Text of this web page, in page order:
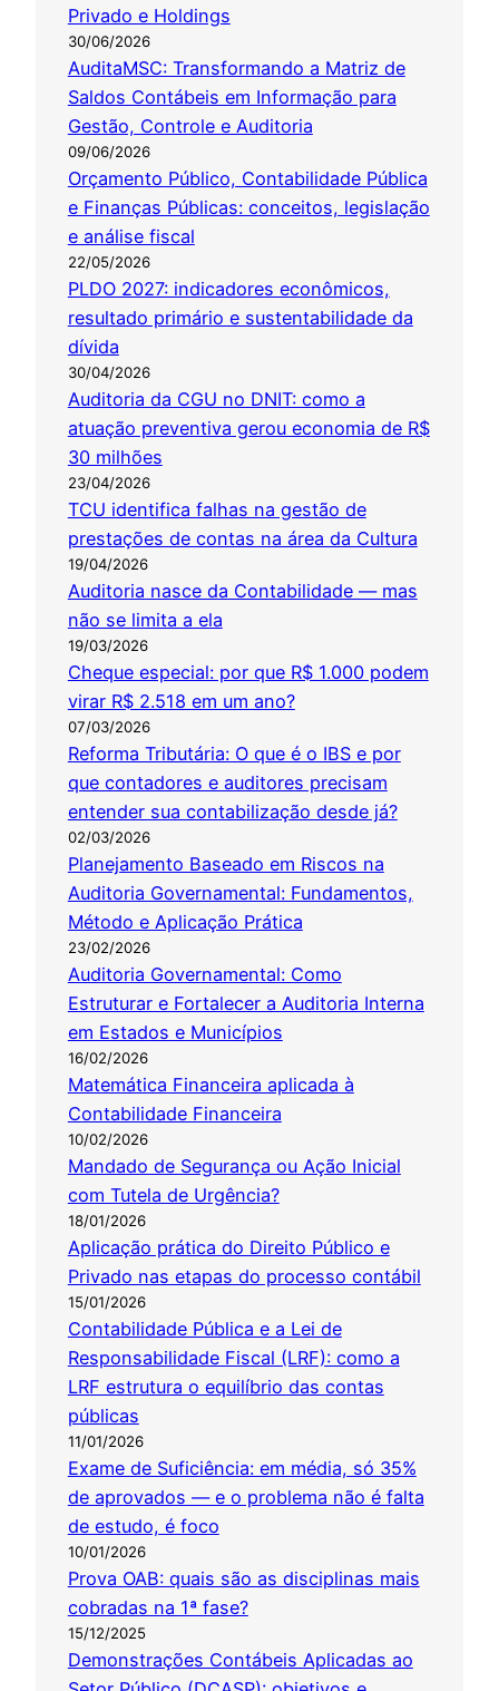
Privado e Holdings
30/06/2026
AuditaMSC: Transformando a Matriz de
Saldos Contábeis em Informação para
Gestão, Controle e Auditoria
09/06/2026
Orçamento Público, Contabilidade Pública
e Finanças Públicas: conceitos, legislação
e análise fiscal
22/05/2026
PLDO 2027: indicadores econômicos,
resultado primário e sustentabilidade da
dívida
30/04/2026
Auditoria da CGU no DNIT: como a
atuação preventiva gerou economia de R$
30 milhões
23/04/2026
TCU identifica falhas na gestão de
prestações de contas na área da Cultura
19/04/2026
Auditoria nasce da Contabilidade — mas
não se limita a ela
19/03/2026
Cheque especial: por que R$ 1.000 podem
virar R$ 2.518 em um ano?
07/03/2026
Reforma Tributária: O que é o IBS e por
que contadores e auditores precisam
entender sua contabilização desde já?
02/03/2026
Planejamento Baseado em Riscos na
Auditoria Governamental: Fundamentos,
Método e Aplicação Prática
23/02/2026
Auditoria Governamental: Como
Estruturar e Fortalecer a Auditoria Interna
em Estados e Municípios
16/02/2026
Matemática Financeira aplicada à
Contabilidade Financeira
10/02/2026
Mandado de Segurança ou Ação Inicial
com Tutela de Urgência?
18/01/2026
Aplicação prática do Direito Público e
Privado nas etapas do processo contábil
15/01/2026
Contabilidade Pública e a Lei de
Responsabilidade Fiscal (LRF): como a
LRF estrutura o equilíbrio das contas
públicas
11/01/2026
Exame de Suficiência: em média, só 35%
de aprovados — e o problema não é falta
de estudo, é foco
10/01/2026
Prova OAB: quais são as disciplinas mais
cobradas na 1ª fase?
15/12/2025
Demonstrações Contábeis Aplicadas ao